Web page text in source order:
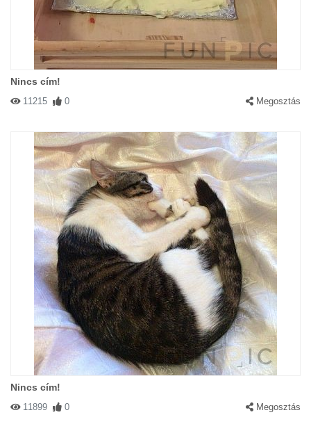
Nincs cím!
11215 0 Megosztás
Nincs cím!
11899 0 Megosztás